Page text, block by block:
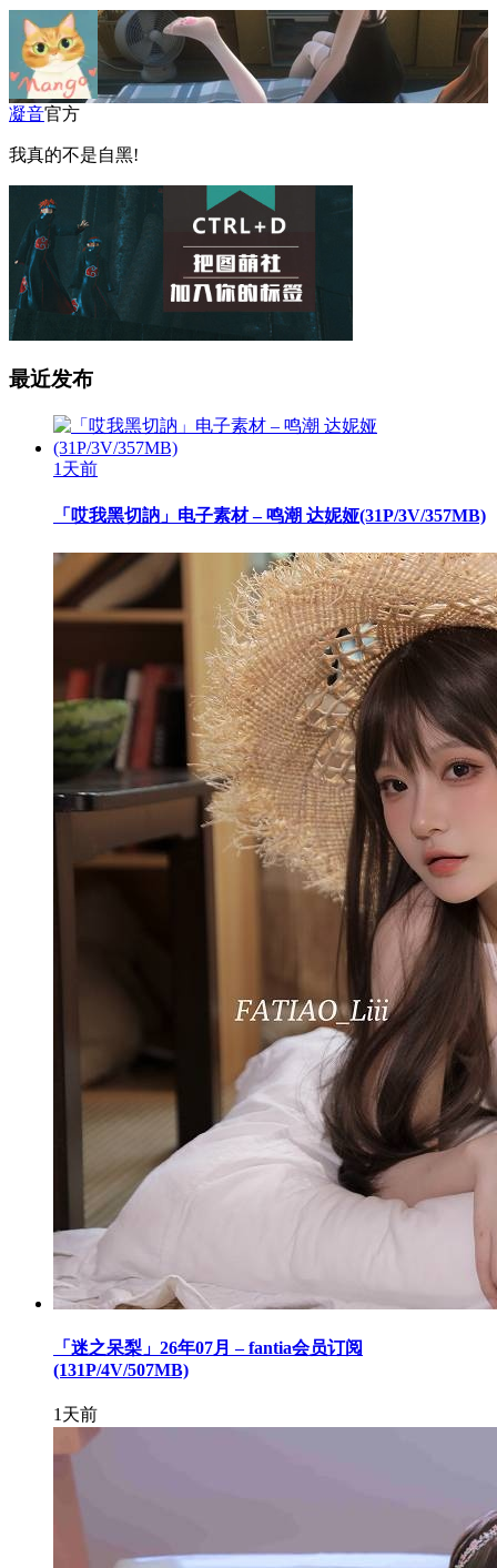
凝音官方
我真的不是自黑!
最近发布
1天前
「哎我黑切訥」电子素材 – 鸣潮 达妮娅(31P/3V/357MB)
「迷之呆梨」26年07月 – fantia会员订阅
(131P/4V/507MB)
1天前